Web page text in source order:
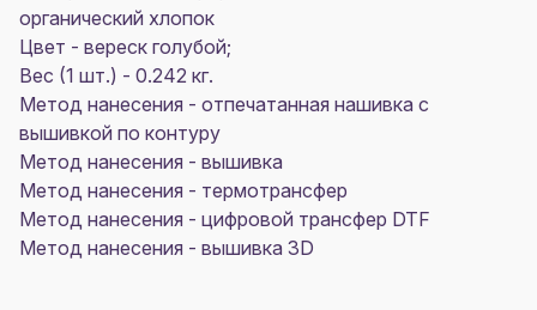
органический хлопок
Цвет - вереск голубой;
Вес (1 шт.) - 0.242 кг.
Метод нанесения - отпечатанная нашивка с
вышивкой по контуру
Метод нанесения - вышивка
Метод нанесения - термотрансфер
Метод нанесения - цифровой трансфер DTF
Метод нанесения - вышивка 3D